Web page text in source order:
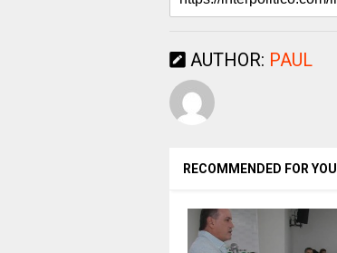
AUTHOR: PAUL
RECOMMENDED FOR YOU